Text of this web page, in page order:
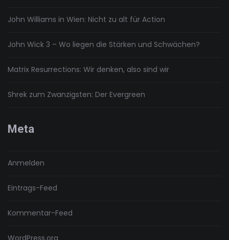
John Williams in Wien: Nicht zu alt für Action
John Wick 3 – Wo liegen die Stärken und Schwächen?
Matrix Resurrections: Wir denken, also sind wir
Shrek zum Zwanzigsten: Der Evergreen
Meta
Anmelden
Eintrags-Feed
Kommentar-Feed
WordPress.org